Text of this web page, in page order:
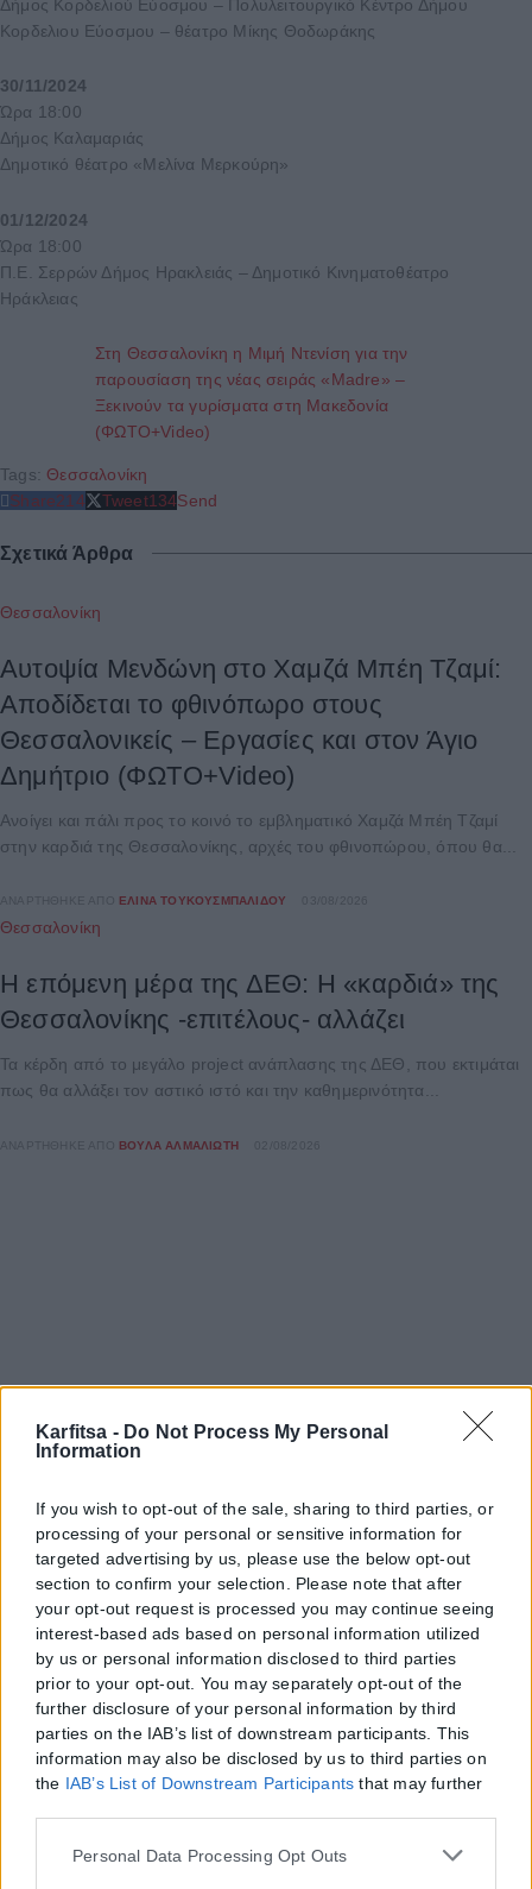
Karfitsa - Do Not Process My Personal
Information
If you wish to opt-out of the sale, sharing to third parties, or
processing of your personal or sensitive information for
targeted advertising by us, please use the below opt-out
section to confirm your selection. Please note that after
your opt-out request is processed you may continue seeing
interest-based ads based on personal information utilized
by us or personal information disclosed to third parties
prior to your opt-out. You may separately opt-out of the
further disclosure of your personal information by third
parties on the IAB’s list of downstream participants. This
information may also be disclosed by us to third parties on
the IAB’s List of Downstream Participants that may further
Please note that this website/app uses one or more Google
Personal Data Processing Opt Outs
Δήμος Κορδελιού Εύοσμου – Πολυλειτουργικό Κέντρο Δήμου
Κορδελιου Εύοσμου – θέατρο Μίκης Θοδωράκης
30/11/2024
Ώρα 18:00
Δήμος Καλαμαριάς
Δημοτικό θέατρο «Μελίνα Μερκούρη»
01/12/2024
Ώρα 18:00
Π.Ε. Σερρών Δήμος Ηρακλειάς – Δημοτικό Κινηματοθέατρο
Ηράκλειας
Στη Θεσσαλονίκη η Μιμή Ντενίση για την
παρουσίαση της νέας σειράς «Madre» –
Ξεκινούν τα γυρίσματα στη Μακεδονία
(ΦΩΤΟ+Video)
Tags: Θεσσαλονίκη
Share214 Tweet134Send
Σχετικά Άρθρα
Θεσσαλονίκη
Αυτοψία Μενδώνη στο Χαμζά Μπέη Τζαμί:
Αποδίδεται το φθινόπωρο στους
Θεσσαλονικείς – Εργασίες και στον Άγιο
Δημήτριο (ΦΩΤΟ+Video)
Ανοίγει και πάλι προς το κοινό το εμβληματικό Χαμζά Μπέη Τζαμί
στην καρδιά της Θεσσαλονίκης, αρχές του φθινοπώρου, όπου θα...
ΕΛΊΝΑ ΤΟΥΚΟΥΣΜΠΑΛΊΔΟΥ
Θεσσαλονίκη
Η επόμενη μέρα της ΔΕΘ: Η «καρδιά» της
Θεσσαλονίκης -επιτέλους- αλλάζει
Τα κέρδη από το μεγάλο project ανάπλασης της ΔΕΘ, που εκτιμάται
πως θα αλλάξει τον αστικό ιστό και την καθημερινότητα...
ΑΝΑΡΤΉΘΗΚΕ ΑΠΌ ΒΟΎΛΑ ΑΛΜΑΛΙΏΤΗ